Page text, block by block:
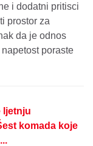
i dodatni pritisci
prostor za
da je odnos
poraste
ljetnju
komada koje